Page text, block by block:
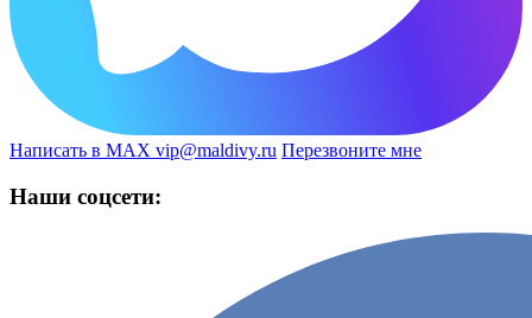
Написать в MAX vip@maldivy.ru Перезвоните мне
Наши соцсети: